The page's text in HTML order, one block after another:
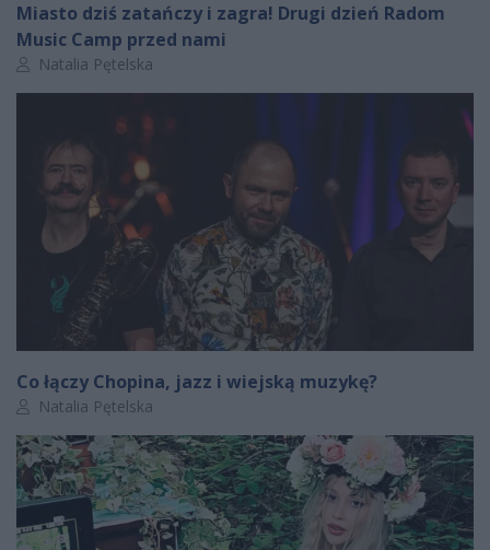
Miasto dziś zatańczy i zagra! Drugi dzień Radom
Music Camp przed nami
Autor artykułu:
Natalia Pętelska
Co łączy Chopina, jazz i wiejską muzykę?
Autor artykułu:
Natalia Pętelska